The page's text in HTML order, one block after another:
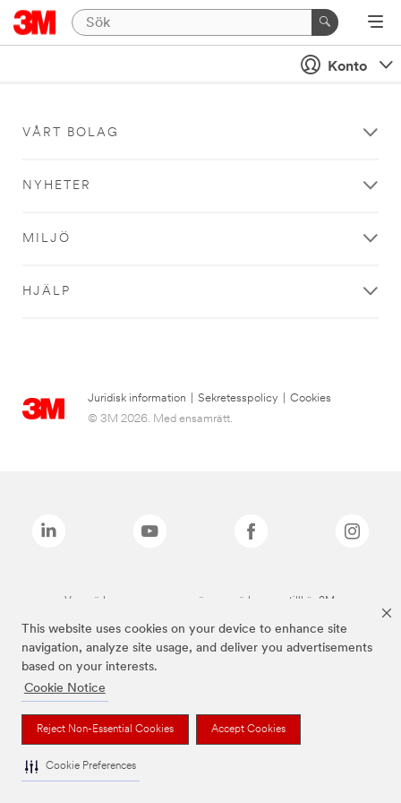
This website uses cookies on your device to enhance site
navigation, analyze site usage, and deliver you advertisements
based on your interests.
Cookie Notice
Reject Non-Essential Cookies Accept Cookies
Cookie Preferences
Konto
VÅRT BOLAG
NYHETER
MILJÖ
HJÄLP
Juridisk information Sekretesspolicy
Cookies
© 3M 2026. Med ensamrätt.
Varumärken som anges ovan är varumärken som tillhör 3M.